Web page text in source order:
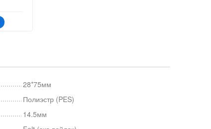
28*75мм
Полиэстр (PES)
14.5мм